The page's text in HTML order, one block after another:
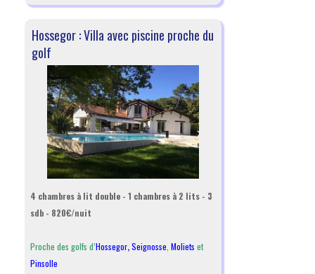
Hossegor : Villa avec piscine proche du
golf
4 chambres à lit double - 1 chambres à 2 lits - 3
sdb - 820€/nuit
Proche des golfs d’Hossegor,Seignosse Moliets et
Pinsolle